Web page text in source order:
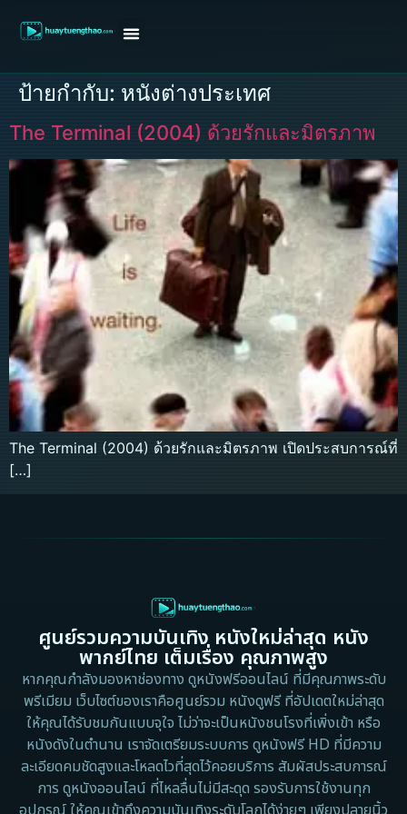
ป้ายกำกับ: หนังต่างประเทศ
The Terminal (2004) ด้วยรักและมิตรภาพ
The Terminal (2004) ด้วยรักและมิตรภาพ เปิดประสบการณ์ที่
[…]
ศูนย์รวมความบันเทิง หนังใหม่ล่าสุด หนัง
พากย์ไทย เต็มเรื่อง คุณภาพสูง
หากคุณกำลังมองหาช่องทาง ดูหนังฟรีออนไลน์ ที่มีคุณภาพระดับ
พรีเมียม เว็บไซต์ของเราคือศูนย์รวม หนังดูฟรี ที่อัปเดตใหม่ล่าสุด
ให้คุณได้รับชมกันแบบจุใจ ไม่ว่าจะเป็นหนังชนโรงที่เพิ่งเข้า หรือ
หนังดังในตำนาน เราจัดเตรียมระบบการ ดูหนังฟรี HD ที่มีความ
ละเอียดคมชัดสูงและโหลดไวที่สุดไว้คอยบริการ สัมผัสประสบการณ์
การ ดูหนังออนไลน์ ที่ไหลลื่นไม่มีสะดุด รองรับการใช้งานทุก